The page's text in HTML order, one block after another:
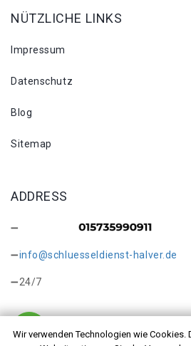
Wir verwenden Technologien wie Cookies.
NÜTZLICHE LINKS
Impressum
Datenschutz
Blog
Sitemap
ADDRESS
info@schluesseldienst-halver.de
24/7